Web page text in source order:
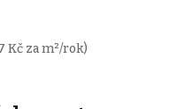
Kč za m²/rok)